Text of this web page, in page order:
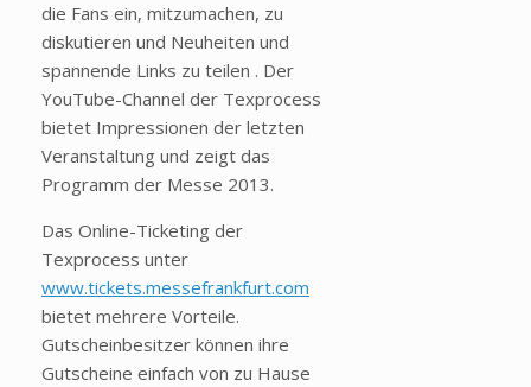
die Fans ein, mitzumachen, zu
diskutieren und Neuheiten und
spannende Links zu teilen . Der
YouTube-Channel der Texprocess
bietet Impressionen der letzten
Veranstaltung und zeigt das
Programm der Messe 2013.
Das Online-Ticketing der
Texprocess unter
www.tickets.messefrankfurt.com
bietet mehrere Vorteile.
Gutscheinbesitzer können ihre
Gutscheine einfach von zu Hause